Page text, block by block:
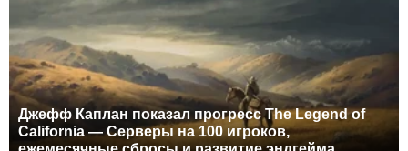
Джефф Каплан показал прогресс The Legend of
California — Серверы на 100 игроков,